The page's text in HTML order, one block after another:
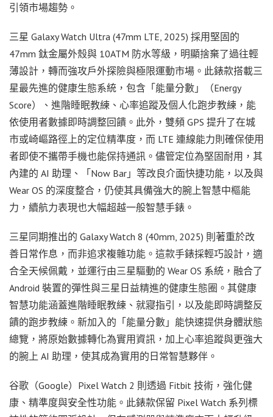
引領市場趨勢。
三星 Galaxy Watch Ultra (47mm LTE, 2025) 採用堅固的
47mm 鈦金屬外殼與 10ATM 防水等級，明顯捨棄了過往輕
薄設計，轉而強攻戶外探險與極限運動市場。此錶款搭載三
星最先進的健康生態系統，包含「能量分數」（Energy
Score）、進階睡眠教練、心率追蹤及個人化跑步教練，能
依使用者數據即時調整回饋。此外，雙頻 GPS 提升了在城
市或崎嶇路徑上的定位精準度，而 LTE 連線能力則確保使用
者即使不攜帶手機也能保持通訊。儘管定位為堅固耐用，其
內建的 AI 助理、「Now Bar」等改良介面快捷功能，以及與
Wear OS 的深度整合，仍使其具備強大的腕上智慧中樞能
力，續航力表現也大幅超越一般智慧手錶。
三星同期推出的 Galaxy Watch 8 (40mm, 2025) 則著重於改
善日常作息，而非追求複雜功能。這款手錶採輕巧設計，適
合全天候佩戴，並運行由三星驅動的 Wear OS 系統，融合了
Android 裝置的彈性與三星日益精進的健康生態圈。其健康
智慧功能涵蓋進階睡眠教練、就寢指引，以及能即時調整反
饋的跑步教練。新加入的「能量分數」能快速提供身體狀態
總覽，將原始數據轉化為實用資訊，加上心率追蹤與更強大
的腕上 AI 助理，使其成為實用的日常智慧夥伴。
谷歌（Google）Pixel Watch 2 則透過 Fitbit 技術，強化健
康、精準度與安全性功能。此錶款保留 Pixel Watch 系列標